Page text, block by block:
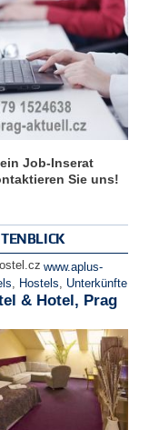
Job-Inserat
Sie uns!
www.aplus-
Hostels Unterkünfte
& Hotel, Prag